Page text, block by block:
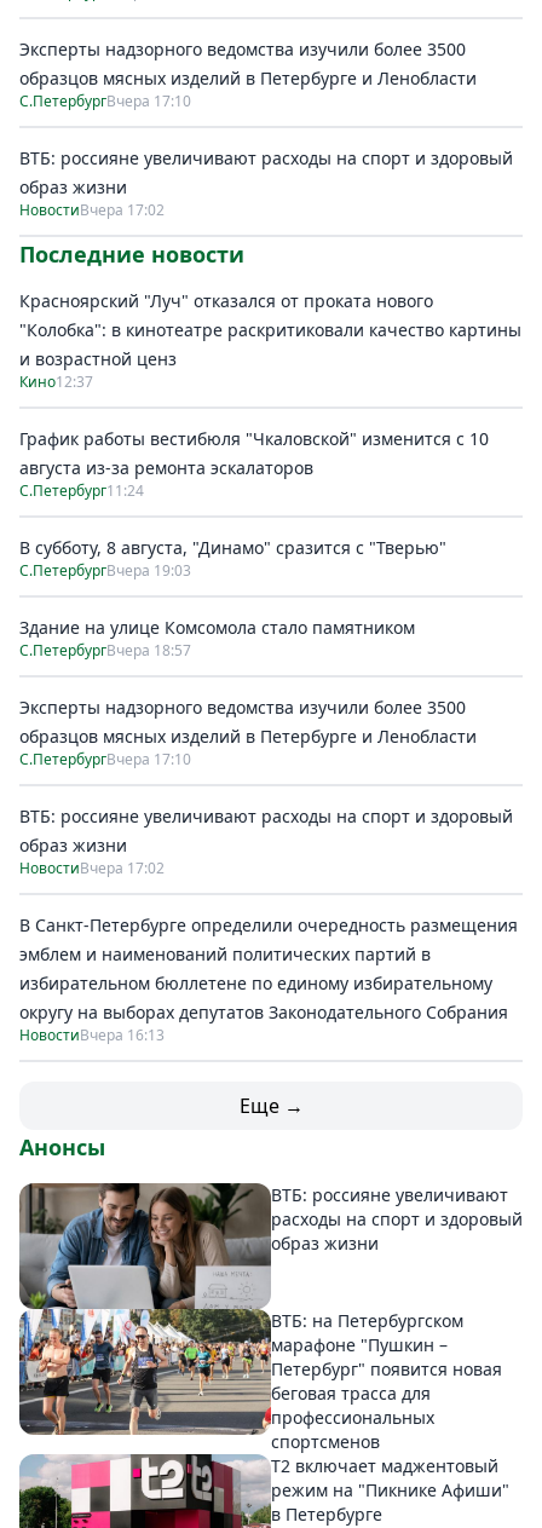
Эксперты надзорного ведомства изучили более 3500
образцов мясных изделий в Петербурге и Ленобласти
С.ПетербургВчера 17:10
ВТБ: россияне увеличивают расходы на спорт и здоровый
образ жизни
НовостиВчера 17:02
Последние новости
Красноярский "Луч" отказался от проката нового
"Колобка": в кинотеатре раскритиковали качество картины
и возрастной ценз
Кино12:37
График работы вестибюля "Чкаловской" изменится с 10
августа из-за ремонта эскалаторов
С.Петербург11:24
В субботу, 8 августа, "Динамо" сразится с "Тверью"
С.ПетербургВчера 19:03
Здание на улице Комсомола стало памятником
С.ПетербургВчера 18:57
Эксперты надзорного ведомства изучили более 3500
образцов мясных изделий в Петербурге и Ленобласти
С.ПетербургВчера 17:10
ВТБ: россияне увеличивают расходы на спорт и здоровый
образ жизни
НовостиВчера 17:02
В Санкт-Петербурге определили очередность размещения
эмблем и наименований политических партий в
избирательном бюллетене по единому избирательному
округу на выборах депутатов Законодательного Собрания
НовостиВчера 16:13
Еще →
Анонсы
ВТБ: россияне увеличивают
расходы на спорт и здоровый
образ жизни
ВТБ: на Петербургском
марафоне "Пушкин –
Петербург" появится новая
беговая трасса для
профессиональных
спортсменов
Т2 включает маджентовый
режим на "Пикнике Афиши"
в Петербурге